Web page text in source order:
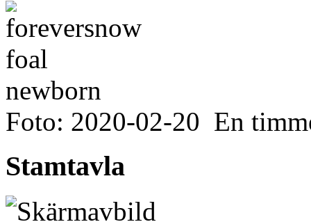
Foto: 2020-02-20 En
Stamtavla